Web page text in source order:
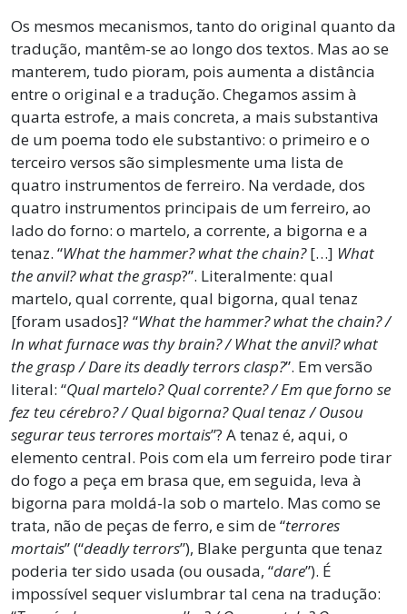
Os mesmos mecanismos, tanto do original quanto da
tradução, mantêm-se ao longo dos textos. Mas ao se
manterem, tudo pioram, pois aumenta a distância
entre o original e a tradução. Chegamos assim à
quarta estrofe, a mais concreta, a mais substantiva
de um poema todo ele substantivo: o primeiro e o
terceiro versos são simplesmente uma lista de
quatro instrumentos de ferreiro. Na verdade, dos
quatro instrumentos principais de um ferreiro, ao
lado do forno: o martelo, a corrente, a bigorna e a
tenaz. “What the hammer? what the chain?[…] What
the anvil? what the grasp?”. Literalmente: qual
martelo, qual corrente, qual bigorna, qual tenaz
[foram usados]? “What the hammer? what the chain? /
In what furnace was thy brain? / What the anvil? what
the grasp / Dare its deadly terrors clasp?”. Em versão
literal: “Qual martelo? Qual corrente? / Em que forno se
fez teu cérebro? / Qual bigorna? Qual tenaz / Ousou
segurar teus terrores mortais”? A tenaz é, aqui, o
elemento central. Pois com ela um ferreiro pode tirar
do fogo a peça em brasa que, em seguida, leva à
bigorna para moldá-la sob o martelo. Mas como se
trata, não de peças de ferro, e sim de “terrores
mortais” (“deadly terrors”), Blake pergunta que tenaz
poderia ter sido usada (ou ousada, “dare”). É
impossível sequer vislumbrar tal cena na tradução: